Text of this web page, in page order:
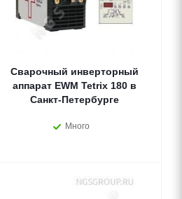
Сварочный инверторный
аппарат EWM Tetrix 180 в
Санкт-Петербурге
Много